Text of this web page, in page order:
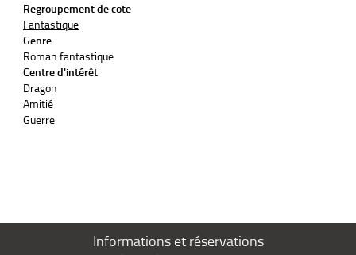
Regroupement de cote
Fantastique
Genre
Roman fantastique
Centre d'intérêt
Dragon
Amitié
Guerre
Informations et réservations